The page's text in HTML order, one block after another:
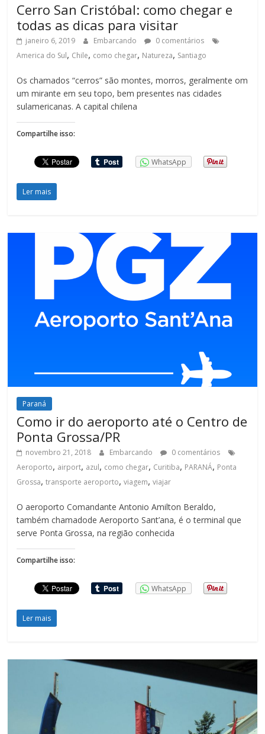
Cerro San Cristóbal: como chegar e
todas as dicas para visitar
janeiro 6, 2019 Embarcando
0 comentários
America do Sul, Chile, como chegar, Natureza, Santiago
Os chamados “cerros” são montes, morros, geralmente om
um mirante em seu topo, bem presentes nas cidades
sulamericanas. A capital chilena
Compartilhe isso:
WhatsApp
Ler mais
Paraná
Como ir do aeroporto até o Centro de
Ponta Grossa/PR
novembro 21, 2018 Embarcando
0 comentários
Aeroporto, airport, azul, como chegar, Curitiba, PARANÁ, Ponta
Grossa,transporte aeroporto,viagem,viajar
O aeroporto Comandante Antonio Amilton Beraldo,
também chamadode Aeroporto Sant’ana, é o terminal que
serve Ponta Grossa, na região conhecida
Compartilhe isso:
WhatsApp
Ler mais